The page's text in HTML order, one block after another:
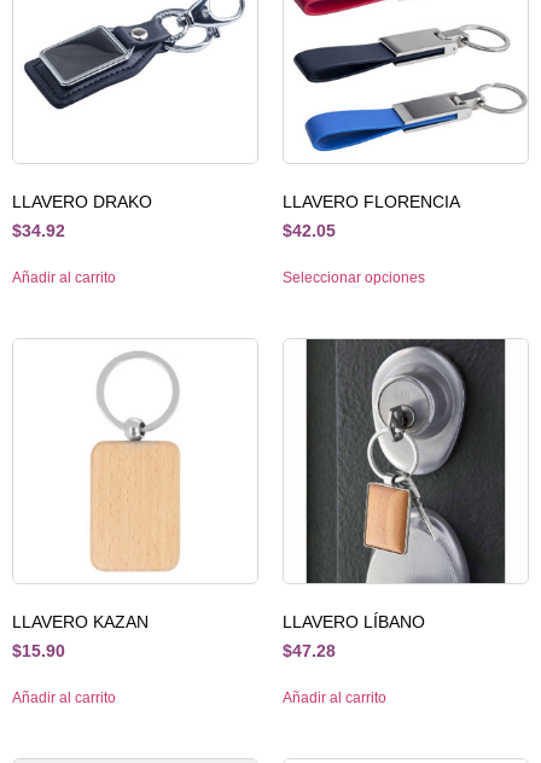
LLAVERO DRAKO
$34.92
Añadir al carrito
LLAVERO FLORENCIA
$42.05
Seleccionar opciones
LLAVERO KAZAN
$15.90
Añadir al carrito
LLAVERO LÍBANO
$47.28
Añadir al carrito